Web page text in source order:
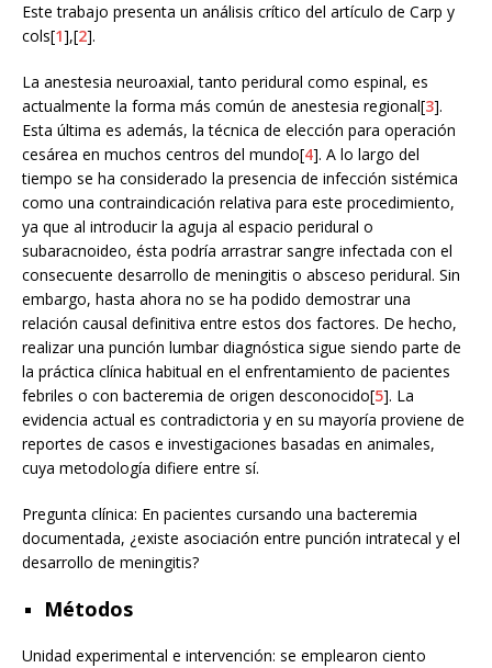
Este trabajo presenta un análisis crítico del artículo de Carp y
cols[1],[2].
La anestesia neuroaxial, tanto peridural como espinal, es
actualmente la forma más común de anestesia regional[3].
Esta última es además, la técnica de elección para operación
cesárea en muchos centros del mundo[4]. A lo largo del
tiempo se ha considerado la presencia de infección sistémica
como una contraindicación relativa para este procedimiento,
ya que al introducir la aguja al espacio peridural o
subaracnoideo, ésta podría arrastrar sangre infectada con el
consecuente desarrollo de meningitis o absceso peridural. Sin
embargo, hasta ahora no se ha podido demostrar una
relación causal definitiva entre estos dos factores. De hecho,
realizar una punción lumbar diagnóstica sigue siendo parte de
la práctica clínica habitual en el enfrentamiento de pacientes
febriles o con bacteremia de origen desconocido[5]. La
evidencia actual es contradictoria y en su mayoría proviene de
reportes de casos e investigaciones basadas en animales,
cuya metodología difiere entre sí.
Pregunta clínica: En pacientes cursando una bacteremia
documentada, ¿existe asociación entre punción intratecal y el
desarrollo de meningitis?
Métodos
Unidad experimental e intervención: se emplearon ciento